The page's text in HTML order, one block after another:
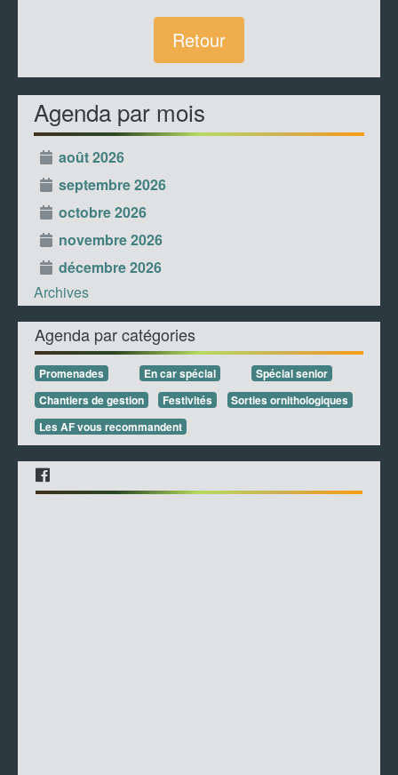
Retour
Agenda par mois
août 2026
septembre 2026
octobre 2026
novembre 2026
décembre 2026
Archives
Agenda par catégories
Promenades En car spécial
Spécial senior
Chantiers de gestion
Festivités
Sorties ornithologiques
Les AF vous recommandent